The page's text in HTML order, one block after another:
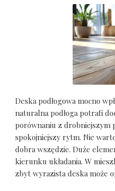
Deska podłogowa mocno
naturalna podłoga potrafi
porównaniu z drobniejszym
spokojniejszy rytm. Nie
dobra wszędzie. Duże
kierunku układania. W
zbyt wyrazista deska może